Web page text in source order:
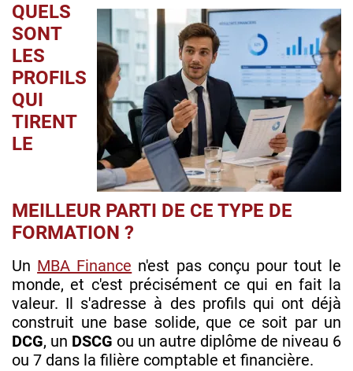
Image
QUELS
SONT
LES
PROFILS
QUI
TIRENT
LE
MEILLEUR PARTI DE CE TYPE DE
FORMATION ?
Un MBA Finance n'est pas conçu pour tout le
monde, et c'est précisément ce qui en fait la
valeur. Il s'adresse à des profils qui ont déjà
construit une base solide, que ce soit par un
DCG, un DSCG ou un autre diplôme de niveau 6
ou 7 dans la filière comptable et financière.